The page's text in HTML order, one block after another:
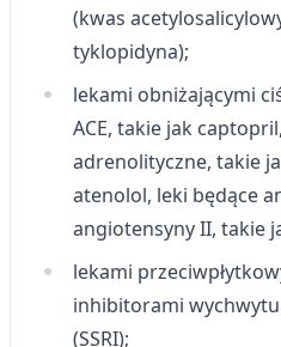
(kwas
tyklopidyna);
lekami obniżającymi
ACE, takie jak
adrenolityczne, takie
atenolol, leki będące
angiotensyny II, takie
lekami
inhibitorami
(SSRI);
Funkcje specjalne IAB:
Użycie dokładnych danych
geolokalizacyjnych
Identyfikowanie urządzeń
aktywnie żądanych informacji
Cele przetwarzania inne niż IAB:
Wydajność (Performance)
Reklama / śledzenie